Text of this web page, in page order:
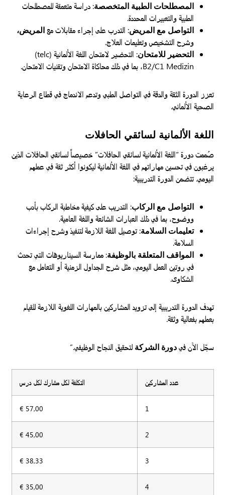
المصطلحات الطبية المتخصصة: دراسة متعمقة للمصطلحات
الطبية والتعبيرات المحددة.
التواصل مع المريض: التدرب على إجراء مقابلات معالمريض،
وشرح التشخيص وتعليمات العلاج.
التحضير للامتحان
: التحضير لامتحان اللغة الألمانية (telc)
B2/C1 Medizin، بما في ذلك محاكاة الامتحان وتقنيات الامتحان.
تعزز الدورة الثقة والدقة في التواصل الطبي وتدعم الاندماج في قطاع الرعاية
الصحية الألماني.
اللغة الألمانية لسائقي الحافلات
صُممت دورة “اللغة الألمانية لسائقي الحافلات” خصيصاً لسائقي الحافلات الذين
يرغبون في تحسين مهاراتهم في اللغة الألمانية ليكونوا أكثر ثقة في عملهم
اليومي. تتضمن الدورة التدريبية:
التواصل مع الركاب: التدريب على كيفية مخاطبة الركاب بأدب
ووضوح، بما في ذلك العبارات الشائعة واللغة العامية.
تعليمات السلامة: توصيل اللغة اللازمة لتنفيذ وشرح إجراءات
السلامة.
المواقف المتعلقة بالوظيفة: ممارسة السيناريوهات التي تحدث
في روتين العمل اليومي، مثل شرح الجداول الزمنية أو التعامل مع
الشكاوى.
تهدف الدورة التدريبية إلى تزويد المشاركين بالمهارات اللغوية اللازمة للقيام
بعملهم بفعالية وثقة.
سجّل الآن فيدورة الشركةلتحقيق النجاح الوظيفي.”
عدد المشاركين التكلفة لكل مشارك لكل درس
57,00 €
45,00 €
38,33 €
35,00 €